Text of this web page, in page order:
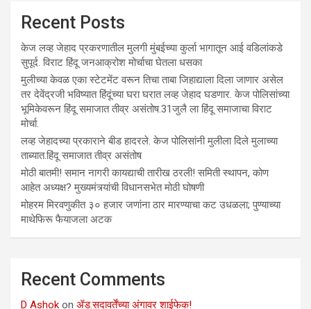
Recent Posts
केज लव्ह जेहाद प्रकरणातील मुलगी मुंबईच्या कुर्ला भागातून आई वडिलांकडे
सुपूर्द. विराट हिंदू जनआक्रोश मोर्चाचा घेतला धसका
मुलीच्या केवळ एका स्टेटमेंट वरून तिचा ताबा जिहाद्याला दिला जाणार असेल
तर देवेंद्रजी भविष्यात हिंदूंच्या घरा घरात लव्ह जेहाद घडणार. केज पोलिसांच्या
भूमिकेवरून हिंदू समाजात तीव्र असंतोष.31जुलै ला हिंदू समाजाचा विराट
मोर्चा.
लव्ह जेहादच्या प्रकाराने बीड हादरले. केज पोलिसांनी मुलीला दिले मुलाच्या
ताब्यात.हिंदू समाजात तीव्र असंतोष
मोठी बातमी! समान नागरी कायद्याची तारीख ठरली! समिती स्थापन, कोण
आहेत अध्यक्ष? मुख्यमंत्र्यांची विधानसभेत मोठी घोषणी
मोहरम मिरवणुकीत ३० हजार जणांना ठार मारण्‍याचा कट उधळला; पुण्‍याच्‍या
माथेफिरू फैयाजला अटक
Recent Comments
D Ashok on ॲड.सदावर्तेंच्या अंगावर शाईफेक!